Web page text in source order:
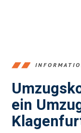
ein